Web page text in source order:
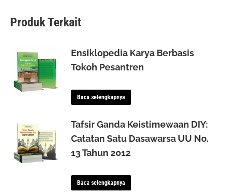
Produk Terkait
Ensiklopedia Karya Berbasis
Tokoh Pesantren
Baca selengkapnya
Tafsir Ganda Keistimewaan DIY:
Catatan Satu Dasawarsa UU No.
13 Tahun 2012
Baca selengkapnya